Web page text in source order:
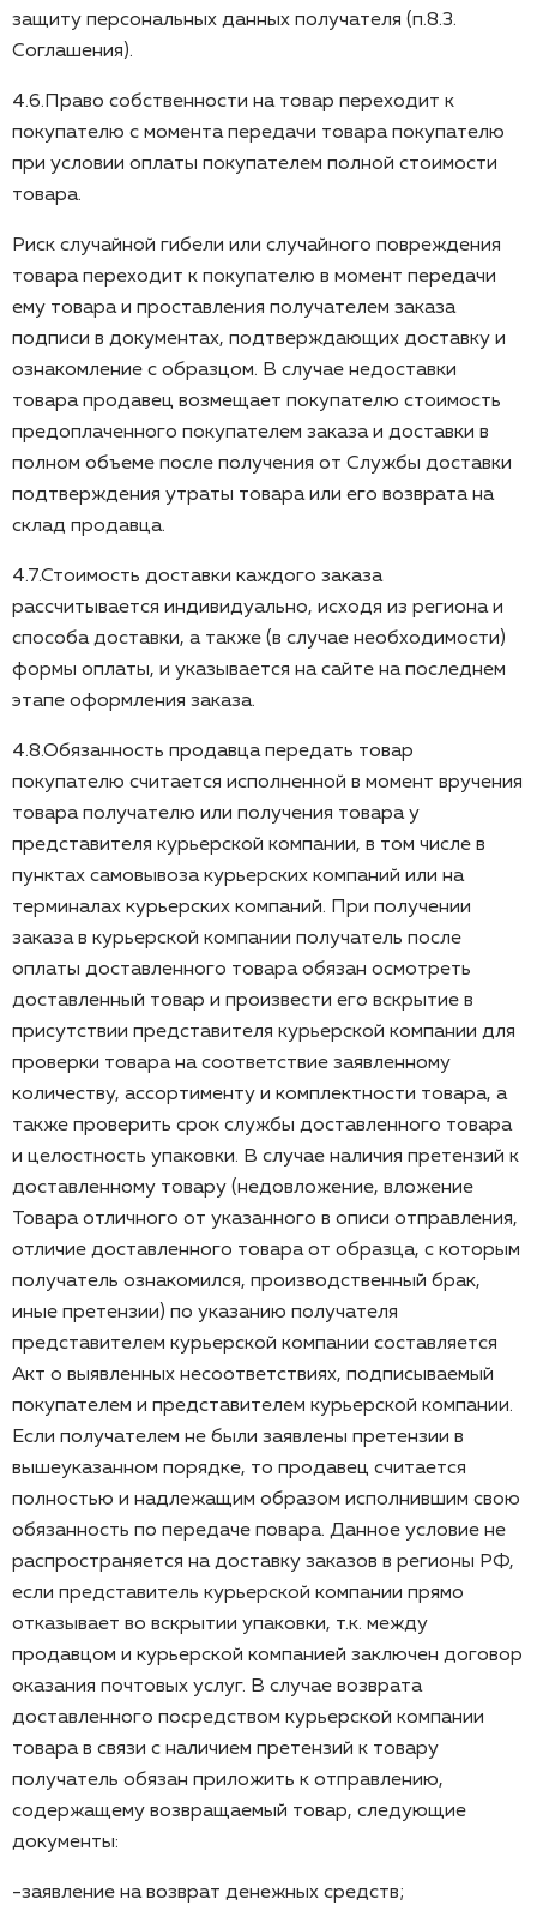
защиту персональных данных получателя (п.8.3.
Соглашения).
4.6.Право собственности на товар переходит к
покупателю с момента передачи товара покупателю
при условии оплаты покупателем полной стоимости
товара.
Риск случайной гибели или случайного повреждения
товара переходит к покупателю в момент передачи
ему товара и проставления получателем заказа
подписи в документах, подтверждающих доставку и
ознакомление с образцом. В случае недоставки
товара продавец возмещает покупателю стоимость
предоплаченного покупателем заказа и доставки в
полном объеме после получения от Службы доставки
подтверждения утраты товара или его возврата на
склад продавца.
4.7.Стоимость доставки каждого заказа
рассчитывается индивидуально, исходя из региона и
способа доставки, а также (в случае необходимости)
формы оплаты, и указывается на сайте на последнем
этапе оформления заказа.
4.8.Обязанность продавца передать товар
покупателю считается исполненной в момент вручения
товара получателю или получения товара у
представителя курьерской компании, в том числе в
пунктах самовывоза курьерских компаний или на
терминалах курьерских компаний. При получении
заказа в курьерской компании получатель после
оплаты доставленного товара обязан осмотреть
доставленный товар и произвести его вскрытие в
присутствии представителя курьерской компании для
проверки товара на соответствие заявленному
количеству, ассортименту и комплектности товара, а
также проверить срок службы доставленного товара
и целостность упаковки. В случае наличия претензий к
доставленному товару (недовложение, вложение
Товара отличного от указанного в описи отправления,
отличие доставленного товара от образца, с которым
получатель ознакомился, производственный брак,
иные претензии) по указанию получателя
представителем курьерской компании составляется
Акт о выявленных несоответствиях, подписываемый
покупателем и представителем курьерской компании.
Если получателем не были заявлены претензии в
вышеуказанном порядке, то продавец считается
полностью и надлежащим образом исполнившим свою
обязанность по передаче повара. Данное условие не
распространяется на доставку заказов в регионы РФ,
если представитель курьерской компании прямо
отказывает во вскрытии упаковки, т.к. между
продавцом и курьерской компанией заключен договор
оказания почтовых услуг. В случае возврата
доставленного посредством курьерской компании
товара в связи с наличием претензий к товару
получатель обязан приложить к отправлению,
содержащему возвращаемый товар, следующие
документы:
-заявление на возврат денежных средств;